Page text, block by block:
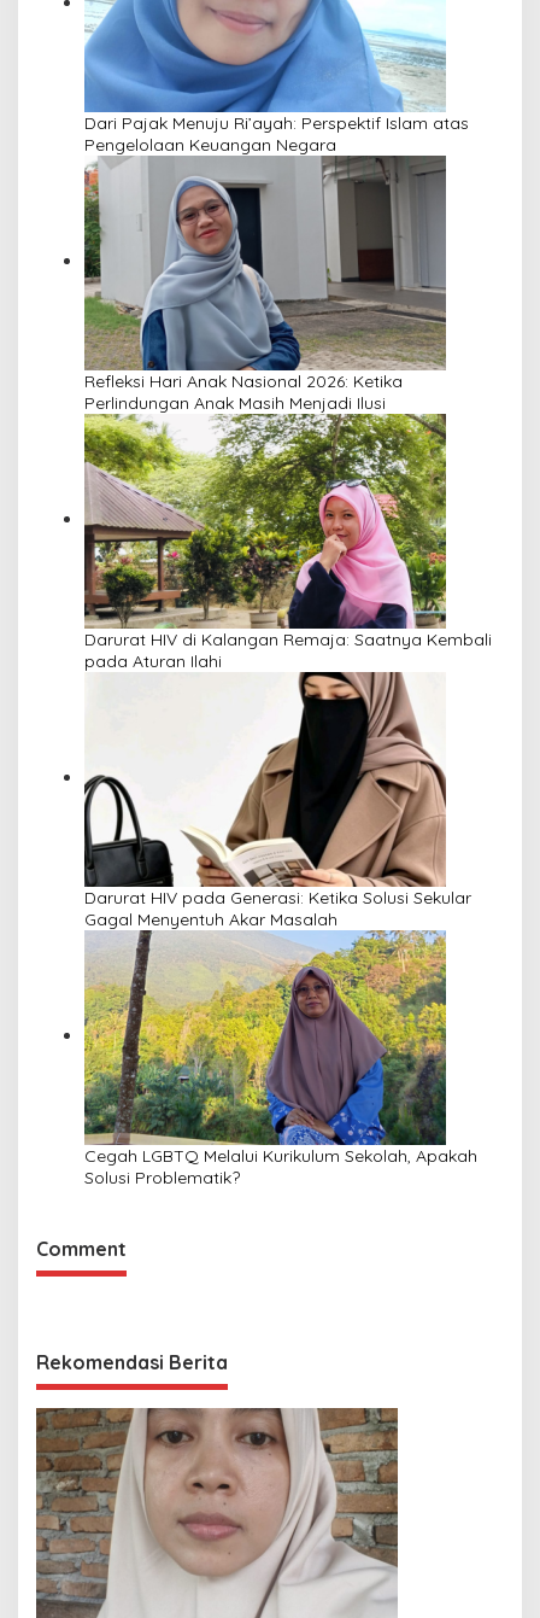
Dari Pajak Menuju Ri’ayah: Perspektif Islam atas
Pengelolaan Keuangan Negara
Refleksi Hari Anak Nasional 2026: Ketika
Perlindungan Anak Masih Menjadi Ilusi
Darurat HIV di Kalangan Remaja: Saatnya Kembali
pada Aturan Ilahi
Darurat HIV pada Generasi: Ketika Solusi Sekular
Gagal Menyentuh Akar Masalah
Cegah LGBTQ Melalui Kurikulum Sekolah, Apakah
Solusi Problematik?
Comment
Rekomendasi Berita